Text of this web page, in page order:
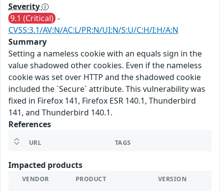
Severity
9.1 (Critical) -
CVSS:3.1/AV:N/AC:L/PR:N/UI:N/S:U/C:H/I:H/A:N
Summary
Setting a nameless cookie with an equals sign in the
value shadowed other cookies. Even if the nameless
cookie was set over HTTP and the shadowed cookie
included the `Secure` attribute. This vulnerability was
fixed in Firefox 141, Firefox ESR 140.1, Thunderbird
141, and Thunderbird 140.1.
References
URL TAGS
Impacted products
VENDOR PRODUCT VERSION